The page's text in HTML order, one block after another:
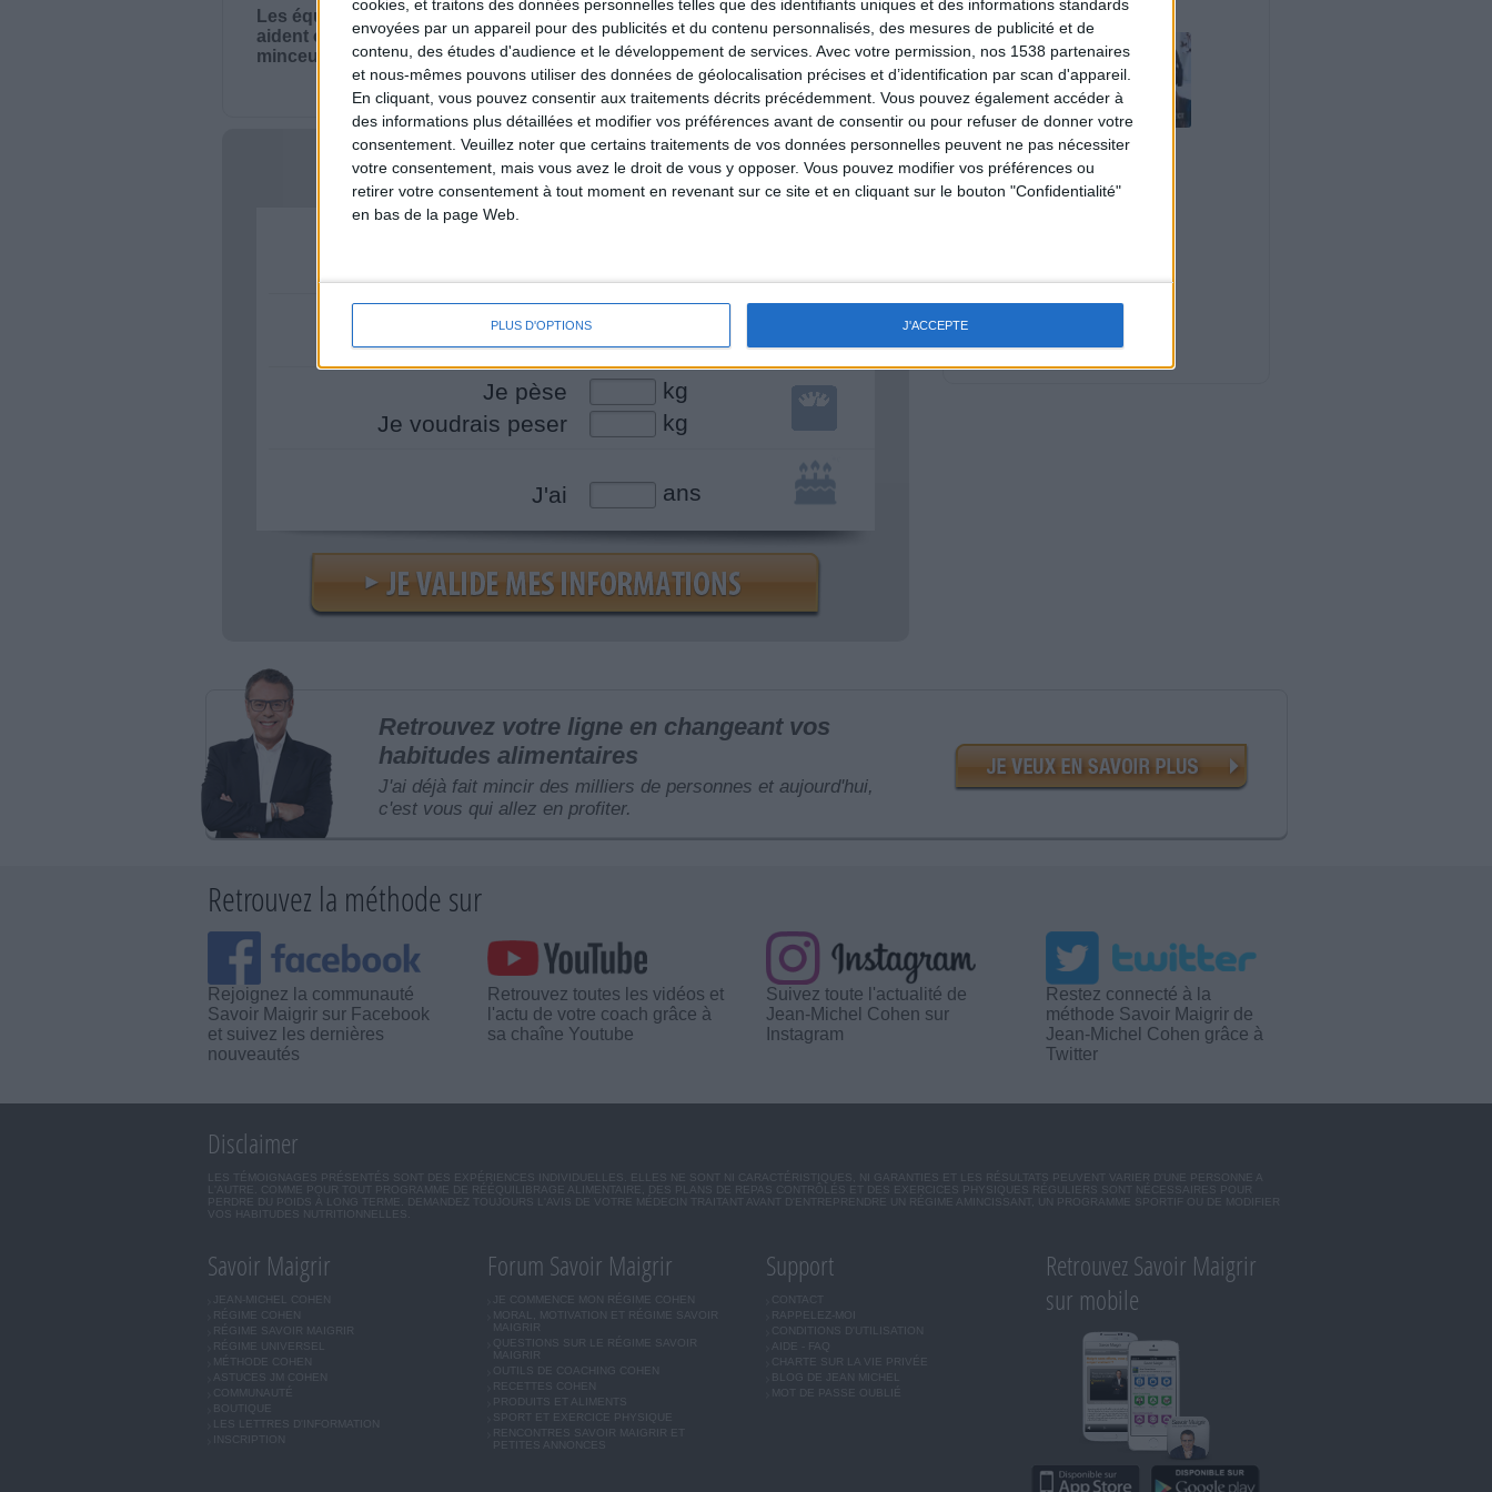
cookies, et traitons des données personnelles telles que des identifiants uniques et des informations standards
envoyées par un appareil pour des publicités et du contenu personnalisés, des mesures de publicité et de
contenu, des études d'audience et le développement de services. Avec votre permission, nos 1538 partenaires
et nous-mêmes pouvons utiliser des données de géolocalisation précises et d’identification par scan d'appareil.
En cliquant, vous pouvez consentir aux traitements décrits précédemment. Vous pouvez également accéder à
des informations plus détaillées et modifier vos préférences avant de consentir ou pour refuser de donner votre
consentement. Veuillez noter que certains traitements de vos données personnelles peuvent ne pas nécessiter
votre consentement, mais vous avez le droit de vous y opposer. Vous pouvez modifier vos préférences ou
retirer votre consentement à tout moment en revenant sur ce site et en cliquant sur le bouton "Confidentialité"
en bas de la page Web.
PLUS D'OPTIONS J'ACCEPTE
Les équipes du Service-client et de la Communauté Savoir Maigrir vous
aident chaque semaine à vous rapprocher sereinement de votre objectif
minceur.
Votre bilan minceur(env. 2 min)
Je mesure
Je pèse
kg
Je voudrais peser
kg
J'ai ans
Le plan à 1600
calories est-il trop
copieux ?
Retrouvez votre ligne en changeant vos
habitudes alimentaires
J'ai déjà fait mincir des milliers de personnes et aujourd'hui,
c'est vous qui allez en profiter.
Retrouvez la méthode sur
Rejoignez la communauté
Savoir Maigrir sur Facebook
et suivez les dernières
nouveautés
Retrouvez toutes les vidéos et
l'actu de votre coach grâce à
sa chaîne Youtube
Suivez toute l'actualité de
Jean-Michel Cohen sur
Instagram
Restez connecté à la
méthode Savoir Maigrir de
Jean-Michel Cohen grâce à
Twitter
Disclaimer
LES TÉMOIGNAGES PRÉSENTÉS SONT DES EXPÉRIENCES INDIVIDUELLES. ELLES NE SONT NI CARACTÉRISTIQUES, NI GARANTIES ET LES RÉSULTATS PEUVENT VARIER D'UNE PERSONNE A
L'AUTRE. COMME POUR TOUT PROGRAMME DE RÉÉQUILIBRAGE ALIMENTAIRE, DES PLANS DE REPAS CONTRÔLÉS ET DES EXERCICES PHYSIQUES RÉGULIERS SONT NÉCESSAIRES POUR
PERDRE DU POIDS À LONG TERME. DEMANDEZ TOUJOURS L'AVIS DE VOTRE MÉDECIN TRAITANT AVANT D'ENTREPRENDRE UN RÉGIME AMINCISSANT, UN PROGRAMME SPORTIF OU DE MODIFIER
VOS HABITUDES NUTRITIONNELLES.
Savoir Maigrir
JEAN-MICHEL COHEN
RÉGIME COHEN
RÉGIME SAVOIR MAIGRIR
RÉGIME UNIVERSEL
MÉTHODE COHEN
ASTUCES JM COHEN
COMMUNAUTÉ
BOUTIQUE
LES LETTRES D'INFORMATION
INSCRIPTION
Forum Savoir Maigrir
JE COMMENCE MON RÉGIME COHEN
MORAL, MOTIVATION ET RÉGIME SAVOIR
MAIGRIR
QUESTIONS SUR LE RÉGIME SAVOIR
MAIGRIR
OUTILS DE COACHING COHEN
RECETTES COHEN
PRODUITS ET ALIMENTS
SPORT ET EXERCICE PHYSIQUE
RENCONTRES SAVOIR MAIGRIR ET
PETITES ANNONCES
Support
CONTACT
RAPPELEZ-MOI
CONDITIONS D'UTILISATION
AIDE - FAQ
CHARTE SUR LA VIE PRIVÉE
BLOG DE JEAN MICHEL
MOT DE PASSE OUBLIÉ
Retrouvez Savoir Maigrir
sur mobile